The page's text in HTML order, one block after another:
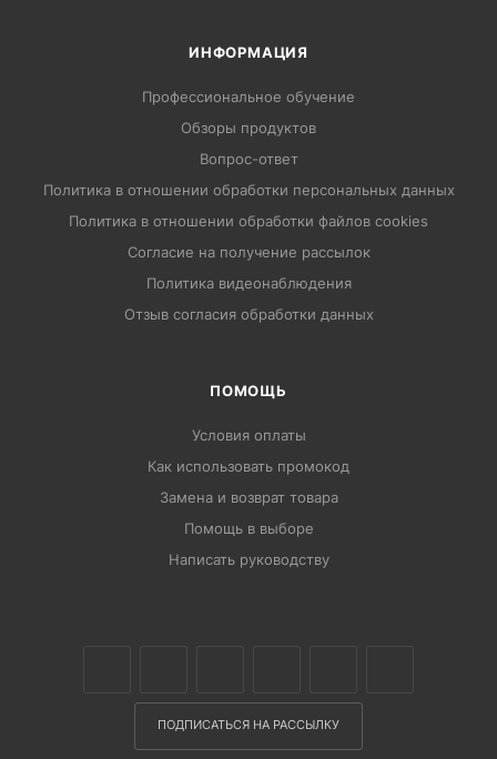
ИНФОРМАЦИЯ
Профессиональное обучение
Обзоры продуктов
Вопрос-ответ
Политика в отношении обработки персональных данных
Политика в отношении обработки файлов cookies
Согласие на получение рассылок
Политика видеонаблюдения
Отзыв согласия обработки данных
ПОМОЩЬ
Условия оплаты
Как использовать промокод
Замена и возврат товара
Помощь в выборе
Написать руководству
ПОДПИСАТЬСЯ НА РАССЫЛКУ